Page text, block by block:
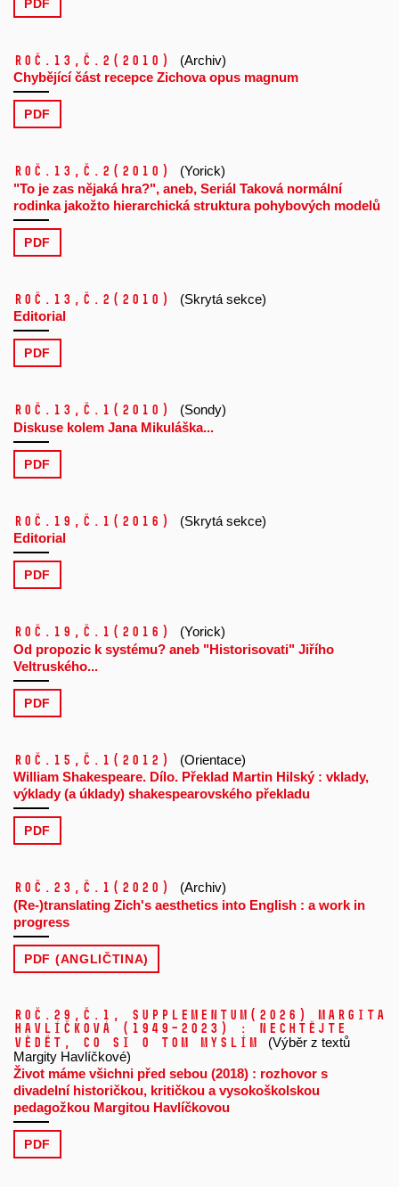
PDF
Roč.13, č.2 (2010)
(Archiv)
Chybějící část recepce Zichova opus magnum
PDF
Roč.13, č.2 (2010)
(Yorick)
"To je zas nějaká hra?", aneb, Seriál Taková normální
rodinka jakožto hierarchická struktura pohybových modelů
PDF
Roč.13, č.2 (2010)
(Skrytá sekce)
Editorial
PDF
Roč.13, č.1 (2010)
(Sondy)
Diskuse kolem Jana Mikuláška...
PDF
Roč.19, č.1 (2016)
(Skrytá sekce)
Editorial
PDF
Roč.19, č.1 (2016)
(Yorick)
Od propozic k systému? aneb "Historisovati" Jiřího
Veltruského...
PDF
Roč.15, č.1 (2012)
(Orientace)
William Shakespeare. Dílo. Překlad Martin Hilský : vklady,
výklady (a úklady) shakespearovského překladu
PDF
Roč.23, č.1 (2020)
(Archiv)
(Re-)translating Zich's aesthetics into English : a work in
progress
PDF (ANGLIČTINA)
Roč.29, č.1, Supplementum (2026)
Margita
Havlíčková (1949–2023) : Nechtějte
vědět, co si o tom myslím
(Výběr z textů
Margity Havlíčkové)
Život máme všichni před sebou (2018) : rozhovor s
divadelní historičkou, kritičkou a vysokoškolskou
pedagožkou Margitou Havlíčkovou
PDF